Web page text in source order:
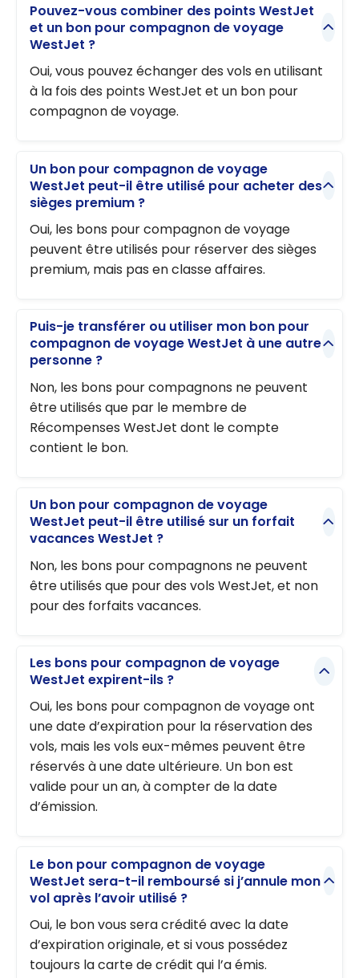
Pouvez-vous combiner des points WestJet
et un bon pour compagnon de voyage
WestJet ?
Oui, vous pouvez échanger des vols en utilisant
à la fois des points WestJet et un bon pour
compagnon de voyage.
Un bon pour compagnon de voyage
WestJet peut-il être utilisé pour acheter des
sièges premium ?
Oui, les bons pour compagnon de voyage
peuvent être utilisés pour réserver des sièges
premium, mais pas en classe affaires.
Puis-je transférer ou utiliser mon bon pour
compagnon de voyage WestJet à une autre
personne ?
Non, les bons pour compagnons ne peuvent
être utilisés que par le membre de
Récompenses WestJet dont le compte
contient le bon.
Un bon pour compagnon de voyage
WestJet peut-il être utilisé sur un forfait
vacances WestJet ?
Non, les bons pour compagnons ne peuvent
être utilisés que pour des vols WestJet, et non
pour des forfaits vacances.
Les bons pour compagnon de voyage
WestJet expirent-ils ?
Oui, les bons pour compagnon de voyage ont
une date d’expiration pour la réservation des
vols, mais les vols eux-mêmes peuvent être
réservés à une date ultérieure. Un bon est
valide pour un an, à compter de la date
d’émission.
Le bon pour compagnon de voyage
WestJet sera-t-il remboursé si j’annule mon
vol après l’avoir utilisé ?
Oui, le bon vous sera crédité avec la date
d’expiration originale, et si vous possédez
toujours la carte de crédit qui l’a émis.